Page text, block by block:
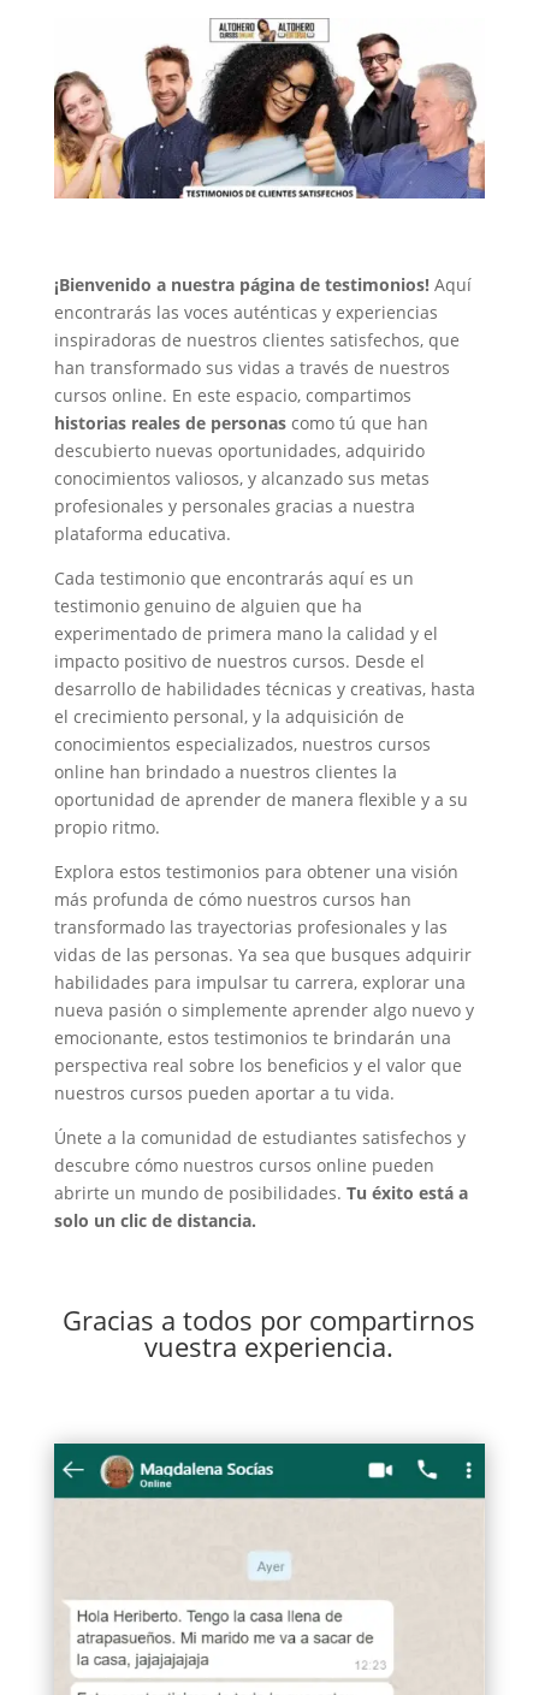
¡Bienvenido a nuestra página de testimonios!Aquí
encontrarás las voces auténticas y experiencias
inspiradoras de nuestros clientes satisfechos, que
han transformado sus vidas a través de nuestros
cursos online. En este espacio, compartimos
historias reales de personascomo tú que han
descubierto nuevas oportunidades, adquirido
conocimientos valiosos, y alcanzado sus metas
profesionales y personales gracias a nuestra
plataforma educativa.
Cada testimonio que encontrarás aquí es un
testimonio genuino de alguien que ha
experimentado de primera mano la calidad y el
impacto positivo de nuestros cursos. Desde el
desarrollo de habilidades técnicas y creativas, hasta
el crecimiento personal, y la adquisición de
conocimientos especializados, nuestros cursos
online han brindado a nuestros clientes la
oportunidad de aprender de manera flexible y a su
propio ritmo.
Explora estos testimonios para obtener una visión
más profunda de cómo nuestros cursos han
transformado las trayectorias profesionales y las
vidas de las personas. Ya sea que busques adquirir
habilidades para impulsar tu carrera, explorar una
nueva pasión o simplemente aprender algo nuevo y
emocionante, estos testimonios te brindarán una
perspectiva real sobre los beneficios y el valor que
nuestros cursos pueden aportar a tu vida.
Únete a la comunidad de estudiantes satisfechos y
descubre cómo nuestros cursos online pueden
abrirte un mundo de posibilidades. Tu éxito está a
solo un clic de distancia.
Gracias a todos por compartirnos
vuestra experiencia.